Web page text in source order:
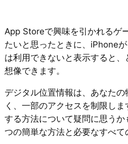
App Storeで興味を引かれるゲ
たいと思ったときに、iPhone
は利用できないと表示すると
想像できます。
デジタル位置情報は、あなた
く、一部のアクセスを制限し
する方法について疑問に思う
つの簡単な方法と必要なすべて